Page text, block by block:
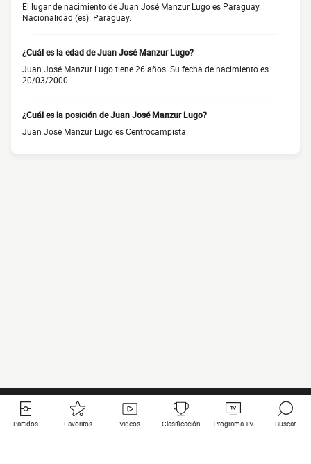
El lugar de nacimiento de Juan José Manzur Lugo es Paraguay.
Nacionalidad (es): Paraguay.
¿Cuál es la edad de Juan José Manzur Lugo?
Juan José Manzur Lugo tiene 26 años. Su fecha de nacimiento es
20/03/2000.
¿Cuál es la posición de Juan José Manzur Lugo?
Juan José Manzur Lugo es Centrocampista.
Partidos Favoritos Videos Clasificación Programa TV Buscar